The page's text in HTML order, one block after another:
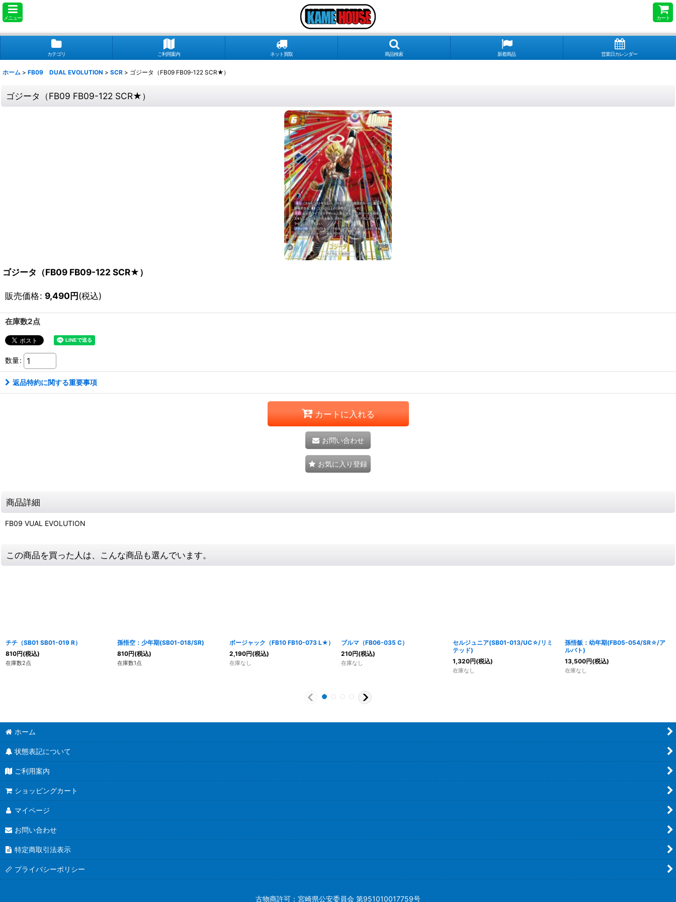
メニュー カート
カテゴリ ご利用案内 ネット買取 商品検索 新着商品 営業日カレンダー
ホーム > FB09 DUAL EVOLUTION > SCR > ゴジータ（FB09 FB09-122 SCR★）
ゴジータ（FB09 FB09-122 SCR★）
ゴジータ（FB09 FB09-122 SCR★）
販売価格: 9,490円(税込)
在庫数2点
数量:
返品特約に関する重要事項
カートに入れる
お問い合わせ
お気に入り登録
商品詳細
FB09 VUAL EVOLUTION
この商品を買った人は、こんな商品も選んでいます。
チチ（SB01 SB01-019 R）
810円(税込)
在庫数2点
孫悟空：少年期(SB01-018/SR)
810円(税込)
在庫数1点
ボージャック（FB10 FB10-073 L★）
2,190円(税込)
在庫なし
ブルマ（FB06-035 C）
210円(税込)
在庫なし
セルジュニア(SB01-013/UC☆/リミ
テッド)
1,320円(税込)
在庫なし
孫悟飯：幼年期(FB05-054/SR☆/ア
ルバト)
13,500円(税込)
在庫なし
ホーム
状態表記について
ご利用案内
ショッピングカート
マイページ
お問い合わせ
特定商取引法表示
プライバシーポリシー
古物商許可：宮崎県公安委員会 第951010017759号